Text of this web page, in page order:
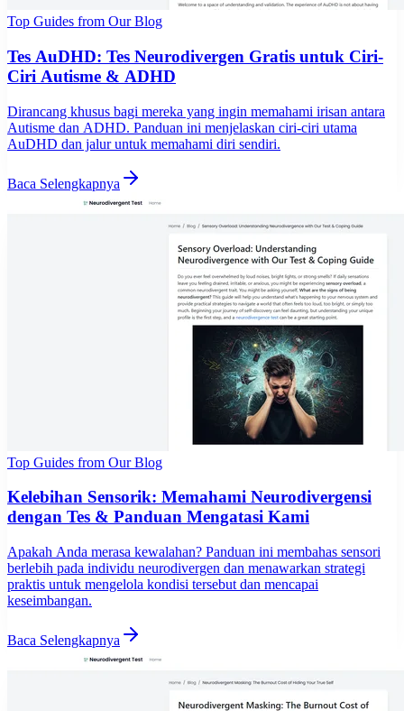
Top Guides from Our Blog
Tes AuDHD: Tes Neurodivergen Gratis untuk Ciri-
Ciri Autisme & ADHD
Dirancang khusus bagi mereka yang ingin memahami irisan antara
Autisme dan ADHD. Panduan ini menjelaskan ciri-ciri utama
AuDHD dan jalur untuk memahami diri sendiri.
Baca Selengkapnya
Top Guides from Our Blog
Kelebihan Sensorik: Memahami Neurodivergensi
dengan Tes & Panduan Mengatasi Kami
Apakah Anda merasa kewalahan? Panduan ini membahas sensori
berlebih pada individu neurodivergen dan menawarkan strategi
praktis untuk mengelola kondisi tersebut dan mencapai
keseimbangan.
Baca Selengkapnya